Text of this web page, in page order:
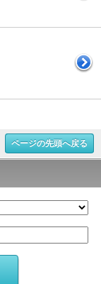
ページの先頭へ戻る